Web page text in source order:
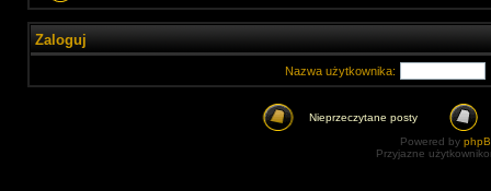
Zaloguj
Nazwa użytkownika:
Nieprzeczytane posty
Powered by
Przyjazne